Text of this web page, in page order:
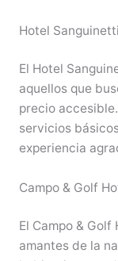
Hotel Sanguinetti
El Hotel
aquellos que
precio
servicios
experiencia
Campo & Golf
El Campo &
amantes de la